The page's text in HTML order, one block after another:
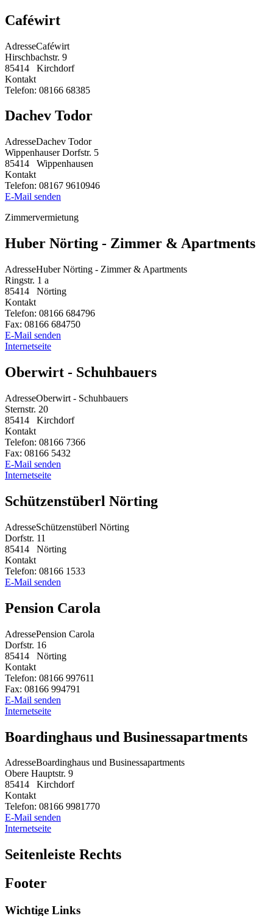
Caféwirt
AdresseCaféwirt
Hirschbachstr. 9
85414
Kirchdorf
Kontakt
Telefon: 08166 68385
Dachev Todor
AdresseDachev Todor
Wippenhauser Dorfstr. 5
85414
Wippenhausen
Kontakt
Telefon: 08167 9610946
E-Mail senden
Zimmervermietung
Huber Nörting - Zimmer & Apartments
AdresseHuber Nörting - Zimmer & Apartments
Ringstr. 1 a
85414
Nörting
Kontakt
Telefon: 08166 684796
Fax: 08166 684750
E-Mail senden
Internetseite
Oberwirt - Schuhbauers
AdresseOberwirt - Schuhbauers
Sternstr. 20
85414
Kirchdorf
Kontakt
Telefon: 08166 7366
Fax: 08166 5432
E-Mail senden
Internetseite
Schützenstüberl Nörting
AdresseSchützenstüberl Nörting
Dorfstr. 11
85414
Nörting
Kontakt
Telefon: 08166 1533
E-Mail senden
Pension Carola
AdressePension Carola
Dorfstr. 16
85414
Nörting
Kontakt
Telefon: 08166 997611
Fax: 08166 994791
E-Mail senden
Internetseite
Boardinghaus und Businessapartments
AdresseBoardinghaus und Businessapartments
Obere Hauptstr. 9
85414
Kirchdorf
Kontakt
Telefon: 08166 9981770
E-Mail senden
Internetseite
Seitenleiste Rechts
Footer
Wichtige Links